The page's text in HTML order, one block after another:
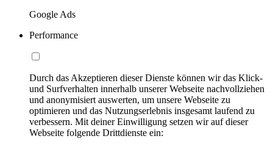
Google Ads
Performance
Durch das Akzeptieren dieser Dienste können wir das Klick-
und Surfverhalten innerhalb unserer Webseite nachvollziehen
und anonymisiert auswerten, um unsere Webseite zu
optimieren und das Nutzungserlebnis insgesamt laufend zu
verbessern. Mit deiner Einwilligung setzen wir auf dieser
Webseite folgende Drittdienste ein: